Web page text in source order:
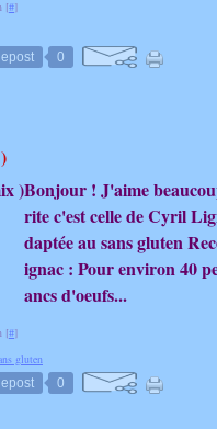
[#]
0
Bonjour ! J'aime
rite c'est celle de Cyril
daptée au sans gluten
ignac : Pour environ 40
ancs d'oeufs...
[#]
gluten
0